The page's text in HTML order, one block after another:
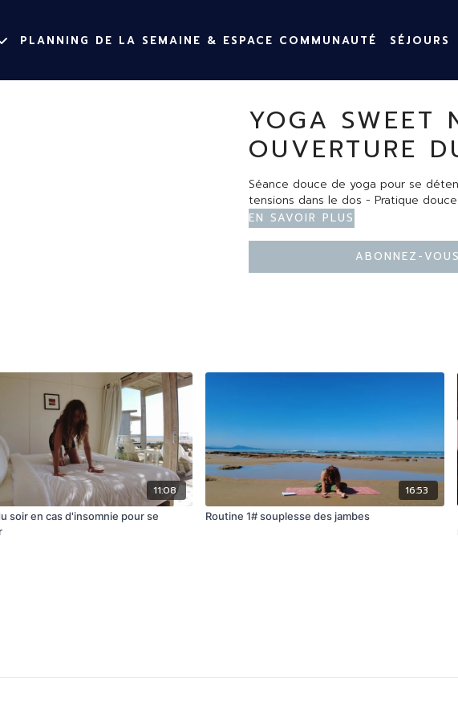
PLANNING DE LA SEMAINE & ESPACE COMMUNAUTÉ SÉJOURS
YOGA SWEET
OUVERTURE
Séance douce de yoga pour se
tensions dans le dos - Pratique douce
En savoir plus
Abonnez-
11:08
soir en cas d'insomnie pour se
16:53
Routine 1# souplesse des jambes